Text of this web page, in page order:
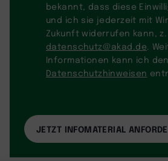
bekannt, dass diese
und ich sie jederzeit mit
Zukunft widerrufen kann, z.
datenschutz@akad.de .
Informationen kann ich den
Datenschutzhinweisen